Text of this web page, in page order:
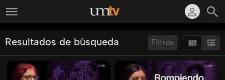
Filtros
Resultados de búsqueda
Ordenar por:
Mostrar:
Resultados/Pág.: